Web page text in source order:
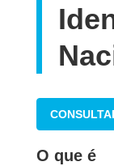
O que é